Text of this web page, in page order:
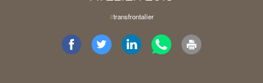
#transfrontalier